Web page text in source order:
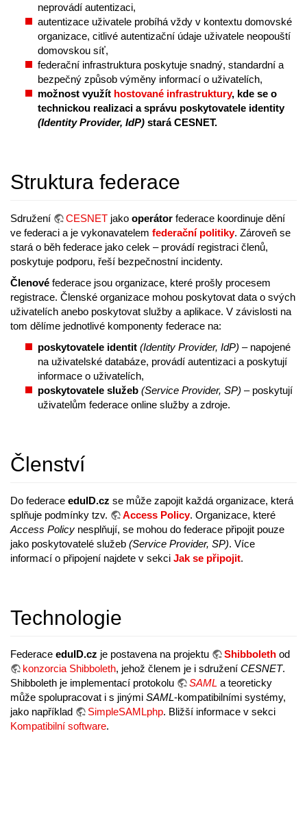
neprovádí autentizaci,
autentizace uživatele probíhá vždy v kontextu domovské
organizace, citlivé autentizační údaje uživatele neopouští
domovskou síť,
federační infrastruktura poskytuje snadný, standardní a
bezpečný způsob výměny informací o uživatelích,
možnost využít hostované infrastruktury, kde se o
technickou realizaci a správu poskytovatele identity
(Identity Provider, IdP) stará CESNET.
Struktura federace
Sdružení CESNET jako operátor federace koordinuje dění
ve federaci a je vykonavatelem federační politiky. Zároveň se
stará o běh federace jako celek – provádí registraci členů,
poskytuje podporu, řeší bezpečnostní incidenty.
Členové federace jsou organizace, které prošly procesem
registrace. Členské organizace mohou poskytovat data o svých
uživatelích anebo poskytovat služby a aplikace. V závislosti na
tom dělíme jednotlivé komponenty federace na:
poskytovatele identit (Identity Provider, IdP) – napojené
na uživatelské databáze, provádí autentizaci a poskytují
informace o uživatelích,
poskytovatele služeb (Service Provider, SP) – poskytují
uživatelům federace online služby a zdroje.
Členství
Do federace eduID.cz se může zapojit každá organizace, která
splňuje podmínky tzv.
Access Policy. Organizace, které
Access Policy nesplňují, se mohou do federace připojit pouze
jako poskytovatelé služeb (Service Provider, SP). Více
informací o připojení najdete v sekci Jak se připojit.
Technologie
Federace eduID.cz je postavena na projektu Shibboleth od
konzorcia Shibboleth, jehož členem je i sdružení CESNET.
Shibboleth je implementací protokolu
SAML a teoreticky
může spolupracovat i s jinými SAML-kompatibilními systémy,
jako například
SimpleSAMLphp. Bližší informace v sekci
Kompatibilní software.